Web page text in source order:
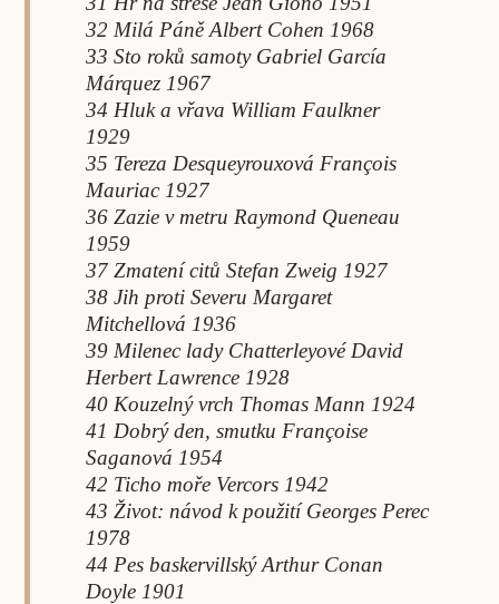
32 Milá Páně Albert Cohen 1968
33 Sto roků samoty Gabriel García
Márquez 1967
34 Hluk a vřava William Faulkner
1929
35 Tereza Desqueyrouxová François
Mauriac 1927
36 Zazie v metru Raymond Queneau
1959
37 Zmatení citů Stefan Zweig 1927
38 Jih proti Severu Margaret
Mitchellová 1936
39 Milenec lady Chatterleyové David
Herbert Lawrence 1928
40 Kouzelný vrch Thomas Mann 1924
41 Dobrý den, smutku Françoise
Saganová 1954
42 Ticho moře Vercors 1942
43 Život: návod k použití Georges Perec
1978
44 Pes baskervillský Arthur Conan
Doyle 1901